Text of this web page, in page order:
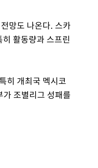
망도 나온다. 스카
활동량과 스프린
히 개최국 멕시코
조별리그 성패를